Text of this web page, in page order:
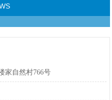
家自然村766号